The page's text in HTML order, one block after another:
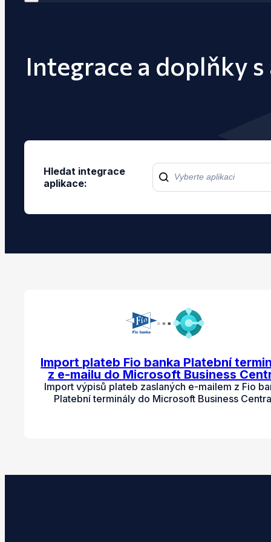
Integrace a doplňky
Hledat integrace
aplikace:
Import plateb Fio banka Platební
z e-mailu do Microsoft Business
Import výpisů plateb zaslaných e-mailem z Fio
Platební terminály do Microsoft Business